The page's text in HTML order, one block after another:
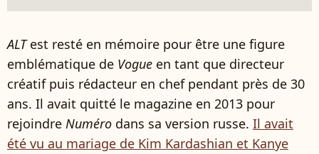
ALTest resté en mémoire pour être une figure
emblématique de Vogue en tant que directeur
créatif puis rédacteur en chef pendant près de 30
ans. Il avait quitté le magazine en 2013 pour
rejoindre Numéro dans sa version russe. Il avait
été vu au mariage de Kim Kardashian et Kanye